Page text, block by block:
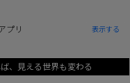
、見える世界も変わる
プリ 表示する